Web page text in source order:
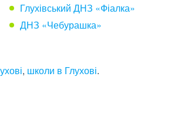
Глухівський ДНЗ «Фіалка»
ДНЗ «Чебурашка»
, школи в Глухові.